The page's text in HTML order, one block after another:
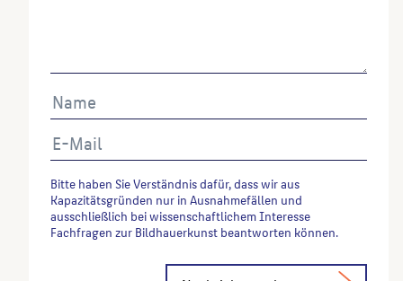
Bitte haben Sie Verständnis dafür, dass wir aus
Kapazitätsgründen nur in Ausnahmefällen und
ausschließlich bei wissenschaftlichem Interesse
Fachfragen zur Bildhauerkunst beantworten können.